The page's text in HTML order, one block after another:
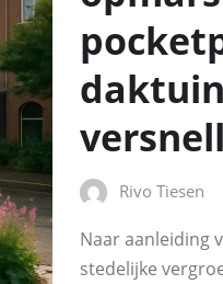
Rivo Tiesen
Naar aanleiding
stedelijke